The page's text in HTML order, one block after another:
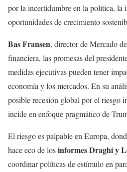
por la incertidumbre en la política, la
oportunidades de crecimiento
Bas Fransen, director de Mercado
financiera, las promesas del
medidas ejecutivas pueden tener
economía y los mercados. En su
posible recesión global por el riesgo
incide en enfoque pragmático de
El riesgo es palpable en Europa,
hace eco de losinformes Draghi y
coordinar políticas de estímulo en